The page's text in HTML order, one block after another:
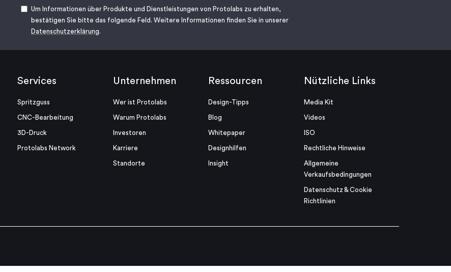
Um Informationen über Produkte und Dienstleistungen von Protolabs zu erhalten,
bestätigen Sie bitte das folgende Feld. Weitere Informationen finden Sie in unserer
Datenschutzerklärung.
Services
Spritzguss
CNC-Bearbeitung
3D-Druck
Protolabs Network
Unternehmen
Wer ist Protolabs
Warum Protolabs
Investoren
Karriere
Standorte
Ressourcen
Design-Tipps
Blog
Whitepaper
Designhilfen
Insight
Nützliche Links
Media Kit
Videos
ISO
Rechtliche Hinweise
Allgemeine
Verkaufsbedingungen
Datenschutz & Cookie
Richtlinien